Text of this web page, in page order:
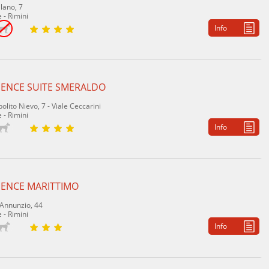
7
- Rimini
Info
SUITE SMERALDO
Nievo, 7 - Viale Ceccarini
- Rimini
Info
MARITTIMO
44
- Rimini
Info